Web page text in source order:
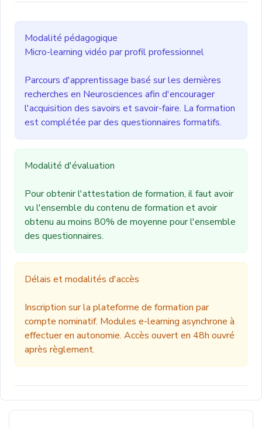
Modalité pédagogique
Micro-learning vidéo par profil professionnel
Parcours d'apprentissage basé sur les dernières
recherches en Neurosciences afin d'encourager
l'acquisition des savoirs et savoir-faire. La formation
est complétée par des questionnaires formatifs.
Modalité d'évaluation
Pour obtenir l'attestation de formation, il faut avoir
vu l'ensemble du contenu de formation et avoir
obtenu au moins 80% de moyenne pour l'ensemble
des questionnaires.
Délais et modalités d'accès
Inscription sur la plateforme de formation par
compte nominatif. Modules e-learning asynchrone à
effectuer en autonomie. Accès ouvert en 48h ouvré
après règlement.